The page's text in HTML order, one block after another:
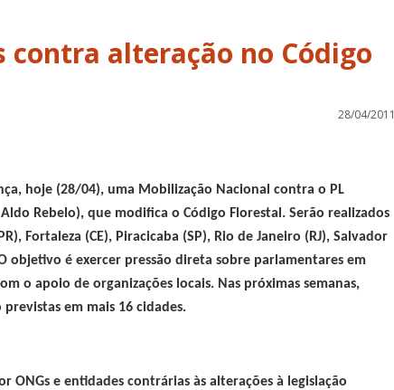
contra alteração no Código
28/04/2011
hoje (28/04), uma Mobilização Nacional contra o PL
Rebelo), que modifica o Código Florestal. Serão realizados
Fortaleza (CE), Piracicaba (SP), Rio de Janeiro (RJ), Salvador
objetivo é exercer pressão direta sobre parlamentares em
o apoio de organizações locais. Nas próximas semanas,
em mais 16 cidades.
ONGs e entidades contrárias às alterações à legislação